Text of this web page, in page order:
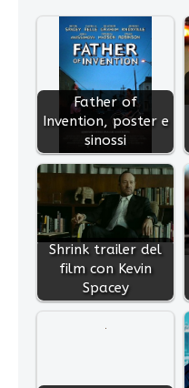
Father of
Invention, poster e
sinossi
Shrink trailer del
film con Kevin
Spacey